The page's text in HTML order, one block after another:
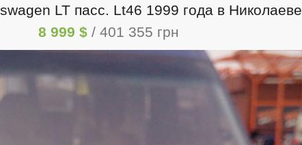
LT пасс. Lt46 1999 года в Николаеве
8 999 $ / 401 355 грн